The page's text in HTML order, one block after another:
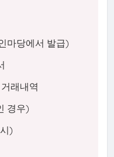
마당에서 발급)
래내역
경우)
)